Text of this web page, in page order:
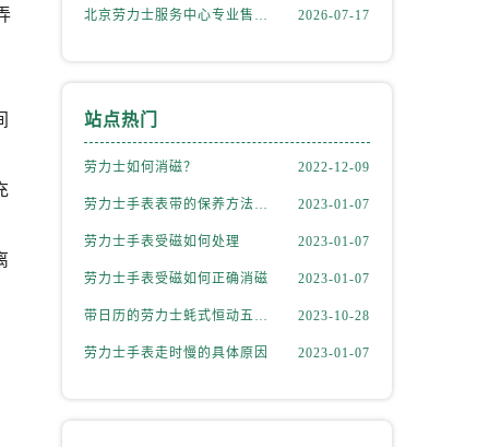
北京劳力士服务中心专业售后维修保养服务权威公示（2026年7月最新） 2026-07-17
站点热门
劳力士如何消磁？ 2022-12-09
劳力士手表表带的保养方法有哪些？ 2023-01-07
劳力士手表受磁如何处理 2023-01-07
劳力士手表受磁如何正确消磁 2023-01-07
带日历的劳力士蚝式恒动五位数型号 2023-10-28
劳力士手表走时慢的具体原因 2023-01-07